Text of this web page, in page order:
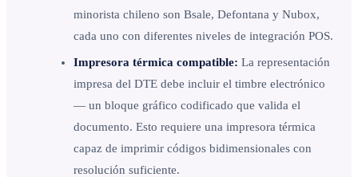
minorista chileno son Bsale, Defontana y Nubox,
cada uno con diferentes niveles de integración POS.
Impresora térmica compatible: La representación
impresa del DTE debe incluir el timbre electrónico
— un bloque gráfico codificado que valida el
documento. Esto requiere una impresora térmica
capaz de imprimir códigos bidimensionales con
resolución suficiente.